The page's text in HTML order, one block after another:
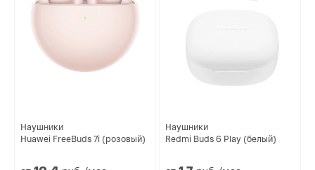
Наушники
Huawei FreeBuds 7i (розовый)
Наушники
Redmi Buds 6 Play (белый)